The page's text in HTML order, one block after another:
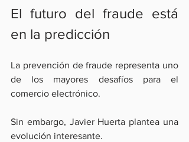
El futuro del fraude está
en la predicción
La prevención de fraude representa uno
de los mayores desafíos para el
comercio electrónico.
Sin embargo, Javier Huerta plantea una
evolución interesante.